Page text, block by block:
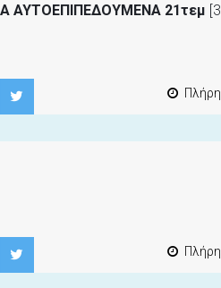
ΑΥΤΟΕΠΙΠΕΔΟΥΜΕΝΑ 21τεμ